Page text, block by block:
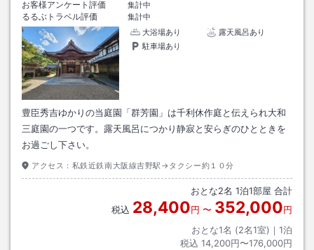
お客様アンケート評価
集計中
るるぶトラベル評価
集計中
大浴場あり
露天風呂あり
駐車場あり
豊臣秀吉ゆかりの当庭園「群芳園」は千利休作庭と伝えられ大和
三庭園の一つです。露天風呂につかり静寂と安らぎのひとときを
お過ごし下さい。
アクセス： 私鉄近鉄南大阪線吉野駅→タクシー約１０分
おとな2名 1泊1部屋 合計
税込 28,400円 〜 352,000円
おとな1名 (2名1室)｜ 1泊
税込 14,200円〜176,000円